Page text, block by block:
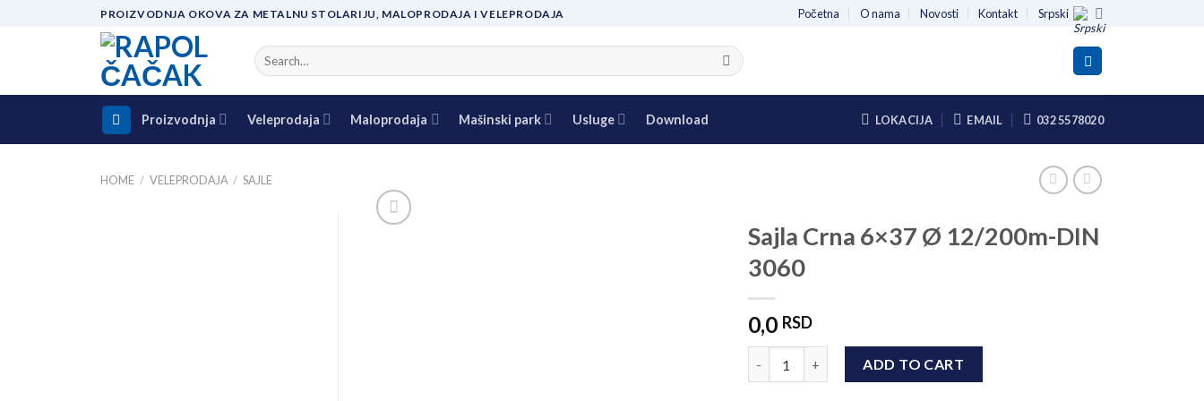
PROIZVODNJA OKOVA ZA METALNU STOLARIJU, MALOPRODAJA I VELEPRODAJA Početna O nama Novosti Kontakt Srpski
Search
for:
Proizvodnja Veleprodaja Maloprodaja Mašinski park Usluge Download LOKACIJA EMAIL 032 5578020
HOME / VELEPRODAJA / SAJLE
Sajla Crna 6×37 Ø 12/200m-DIN
3060
0,0 RSD
ADD TO CART